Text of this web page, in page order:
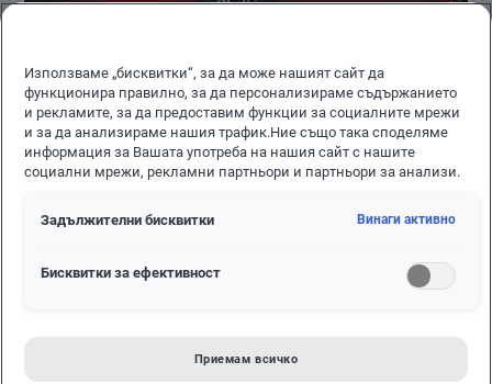
ИСТИНСКИ GTI – ПРЕРОДЕН В
Използваме „бисквитки“, за да може нашият сайт да
функционира правилно, за да персонализираме съдържанието
и рекламите, за да предоставим функции за социалните мрежи
и за да анализираме нашия трафик.Ние също така споделяме
информация за Вашата употреба на нашия сайт с нашите
социални мрежи, рекламни партньори и партньори за анализи.
Задължителни бисквитки Винаги активно
Бисквитки за ефективност
Приемам всичко